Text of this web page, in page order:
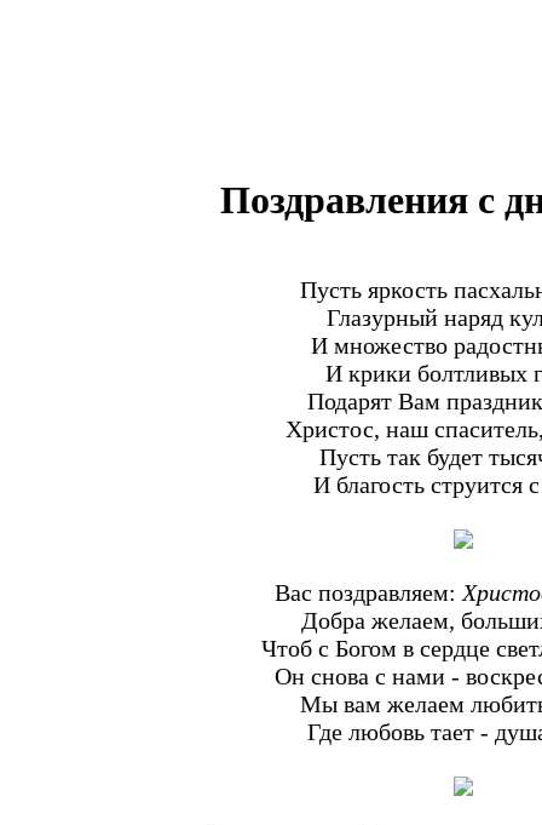
Поздравления с
Пусть яркость
Глазурный наряд
И множество
И крики болтливых
Подарят Вам
Христос, наш
Пусть так будет
И благость струится
Вас поздравляем:
Добра желаем,
Чтоб с Богом в сердце
Он снова с нами -
Мы вам желаем
Где любовь тает -